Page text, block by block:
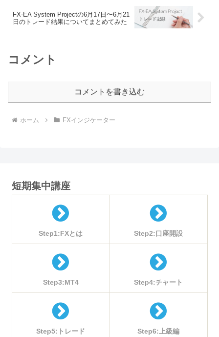
FX-EA System Projectの6月17日〜6月21
日のトレード結果についてまとめてみた
コメント
コメントを書き込む
ホーム FXインジケーター
短期集中講座
Step1:FXとは Step2:口座開設
Step3:MT4 Step4:チャート
Step5:トレード Step6:上級編